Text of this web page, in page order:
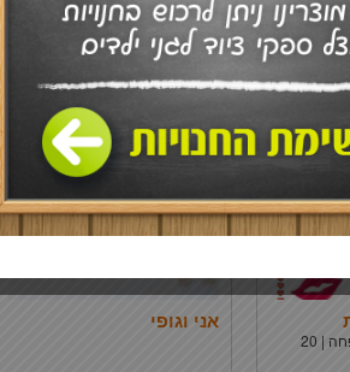
ערכת יצירה ליום המשפחה | 20
אני וגופי